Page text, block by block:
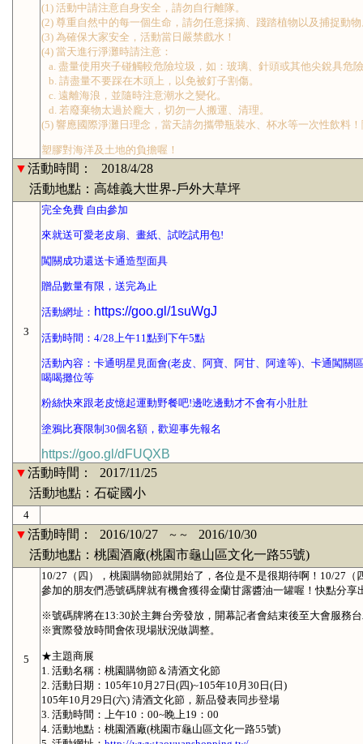
(1) 活動中請注意自身安全，請勿自行離隊。
(2) 尊重自然中的每一個生命，請勿任意採摘、踐踏植物以及捕捉動
(3) 為確保大家安全，活動當日嚴禁戲水！
(4) 當天進行淨灘時請注意：
a. 盡量使用夾子碰觸較危險垃圾，如：玻璃、針頭或其他尖銳具危
b. 請盡量不要踩在木頭上，以免被釘子割傷。
c. 遠離海浪，並隨時注意潮水之變化。
d. 若廢棄物太過於龐大，切勿一人搬運、清理。
(5) 響應國際淨灘日理念，當天請勿攜帶瓶裝水、杯水等一次性飲料
塑膠對海洋及土地的負擔喔！
▼活動時間：
2018/4/28
活動地點：高雄義大世界-戶外大草坪
3
完全免費 自由參加
來就送可愛老皮扇、畫紙、試吃試用包!
闖關成功還送卡通造型面具
贈品數量有限，送完為止
活動網址： https://goo.gl/1suWgJ
活動時間：4/28上午11點到下午5點
活動內容：卡通明星見面會(老皮、阿寶、阿甘、阿達等)、卡通闖關
喝喝攤位等
粉絲快來跟老皮憶起運動野餐吧!邊吃邊動才不會有小肚肚
塗鴉比賽限制30個名額，歡迎事先報名
https://goo.gl/dFUQXB
▼活動時間：
2017/11/25
活動地點：石碇國小
4
▼活動時間： 2016/10/27 ～～
2016/10/30
活動地點：桃園酒廠(桃園市龜山區文化一路55號)
5
10/27（四），桃園購物節就開始了，各位是不是很期待啊！10/27
參加的朋友們憑號碼牌就有機會獲得金蘭甘露醬油一罐喔！快點分享
※號碼牌將在13:30於主舞台旁發放，開幕記者會結束後至大會服務
※實際發放時間會依現場狀況做調整。
★主題商展
1. 活動名稱：桃園購物節＆清酒文化節
2. 活動日期：105年10月27日(四)~105年10月30日(日)
105年10月29日(六) 清酒文化節，新品發表同步登場
3. 活動時間：上午10：00~睌上19：00
4. 活動地點：桃園酒廠(桃園市龜山區文化一路55號)